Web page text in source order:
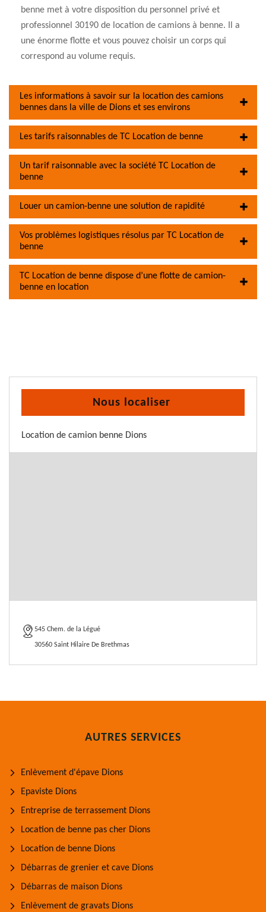
benne met à votre disposition du personnel privé et
professionnel 30190 de location de camions à benne. Il a
une énorme flotte et vous pouvez choisir un corps qui
correspond au volume requis.
Les informations à savoir sur la location des camions
bennes dans la ville de Dions et ses environs
Les tarifs raisonnables de TC Location de benne
Un tarif raisonnable avec la société TC Location de
benne
Louer un camion-benne une solution de rapidité
Vos problèmes logistiques résolus par TC Location de
benne
TC Location de benne dispose d’une flotte de camion-
benne en location
Nous localiser
Location de camion benne Dions
545 Chem. de la Légué
30560 Saint Hilaire De Brethmas
AUTRES SERVICES
Enlèvement d'épave Dions
Epaviste Dions
Entreprise de terrassement Dions
Location de benne pas cher Dions
Location de benne Dions
Débarras de grenier et cave Dions
Débarras de maison Dions
Enlèvement de gravats Dions